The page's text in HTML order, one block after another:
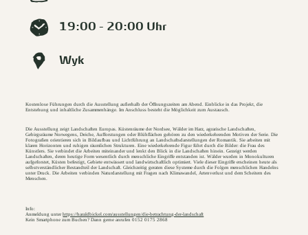
19:00 - 20:00 Uhr
Wyk
Kostenlose Führungen durch die Ausstellung außerhalb der Öffnungszeiten am Abend. Einblicke in das Projekt, die
Entstehung und inhaltliche Zusammenhänge. Im Anschluss besteht die Möglichkeit zum Austausch.
Die Ausstellung zeigt Landschaften Europas. Küstenräume der Nordsee, Wälder im Harz, agrarische Landschaften,
Gebirgsräume Norwegens, Deiche, Aufforstungen oder Blühflächen gehören zu den wiederkehrenden Motiven der Serie. Die
Fotografien orientieren sich in Bildaufbau und Lichtführung an Landschaftsdarstellungen der Romantik. Sie arbeiten mit
klaren Horizonten und ruhigen räumlichen Strukturen. Eine wiederkehrende Figur führt durch die Bilder: die Frau des
Künstlers. Sie verbindet die Arbeiten miteinander und lenkt den Blick in die Landschaften hinein. Gezeigt werden
Landschaften, deren heutige Form wesentlich durch menschliche Eingriffe entstanden ist. Wälder wurden in Monokulturen
aufgeforstet, Küsten befestigt, Gebiete entwässert und landwirtschaftlich optimiert. Viele dieser Eingriffe erscheinen heute als
selbstverständlicher Bestandteil der Landschaft. Gleichzeitig geraten diese Systeme durch die Folgen menschlichen Handelns
unter Druck. Die Arbeiten verbinden Naturdarstellung mit Fragen nach Klimawandel, Artenverlust und dem Scheitern des
Menschen.
Info:
Anmeldung unter https://haraldbickel.com/ausstellungen/die-betrachtung-der-landschaft
Kein Smartphone zum Buchen? Dann gerne anrufen 0152 0175 2868